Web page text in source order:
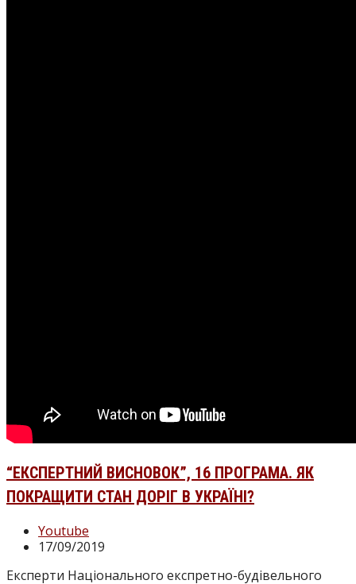
“ЕКСПЕРТНИЙ ВИСНОВОК”, 16 ПРОГРАМА. ЯК
ПОКРАЩИТИ СТАН ДОРІГ В УКРАЇНІ?
Категорія
запису:
Youtube
Запис
17/09/2019
Експерти Національного експретно-будівельного